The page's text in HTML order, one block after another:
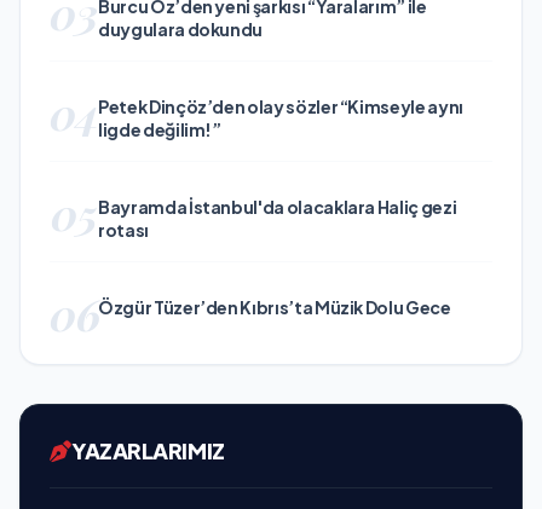
03Burcu Öz’den yeni şarkısı “Yaralarım” ile
duygulara dokundu
04Petek Dinçöz’den olay sözler “Kimseyle aynı
ligde değilim!”
05Bayramda İstanbul'da olacaklara Haliç gezi
rotası
06Özgür Tüzer’den Kıbrıs’ta Müzik Dolu Gece
YAZARLARIMIZ